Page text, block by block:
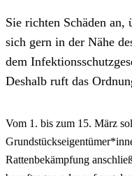
Sie richten Schäden an,
sich gern in der Nähe
dem
Deshalb ruft das
Vom 1. bis zum 15. März
Rattenbekämpfung